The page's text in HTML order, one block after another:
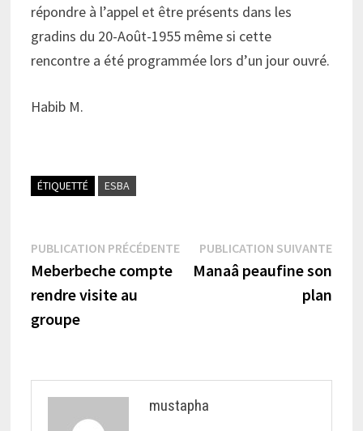
répondre à l’appel et être présents dans les
gradins du 20-Août-1955 même si cette
rencontre a été programmée lors d’un jour ouvré.
Habib M.
ÉTIQUETTÉ ESBA
Navigation
de
l’article
PUBLICATION PRÉCÉDENTEPublication
précédente :
Meberbeche compte
rendre visite au
groupe
PUBLICATION SUIVANTE
Manaâ peaufine son
plan
mustapha